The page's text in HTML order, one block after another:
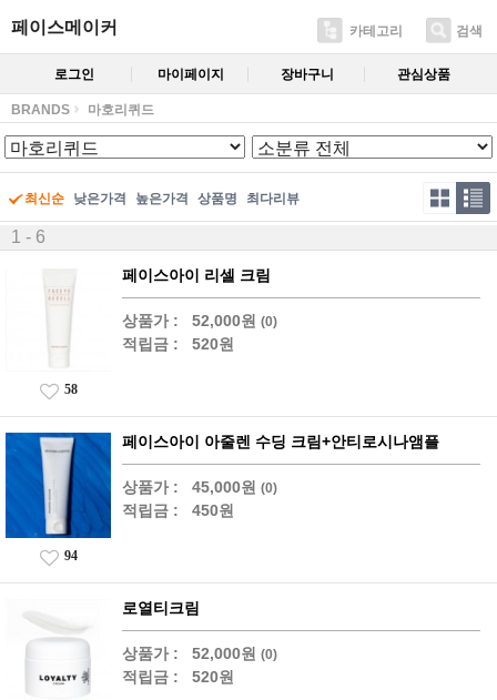
페이스메이커 카테고리 검색
로그인 마이페이지 장바구니 관심상품
BRANDS 마호리퀴드
최신순 낮은가격 높은가격 상품명 최다리뷰
1 - 6
페이스아이 리셀 크림
상품가 : 52,000원 (0)
적립금 : 520원
58
페이스아이 아줄렌 수딩 크림+안티로시나앰플
상품가 : 45,000원 (0)
적립금 : 450원
94
로열티크림
상품가 : 52,000원 (0)
적립금 : 520원